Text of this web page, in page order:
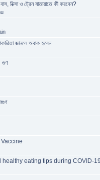
রিক্সা ও ট্রেন যাতায়াতে কী করবেন?
জানলে অবাক হবেন
গুণ
healthy eating tips during COVID-